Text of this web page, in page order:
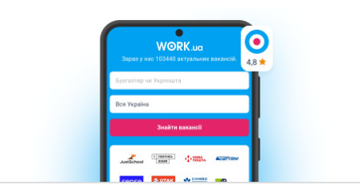
Контакти Про нас
Кар’єра
Допомога Умови використання